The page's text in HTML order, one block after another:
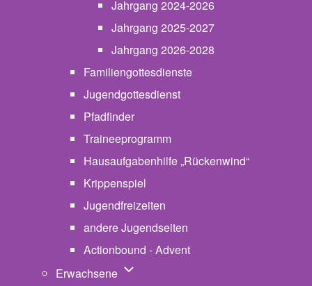
Jahrgang 2024-2026
Jahrgang 2025-2027
Jahrgang 2026-2028
Familiengottesdienste
Jugendgottesdienst
Pfadfinder
Traineeprogramm
Hausaufgabenhilfe „Rückenwind“
Krippenspiel
Jugendfreizeiten
andere Jugendseiten
Actionbound - Advent
Erwachsene Unternavigation von Erwachsene